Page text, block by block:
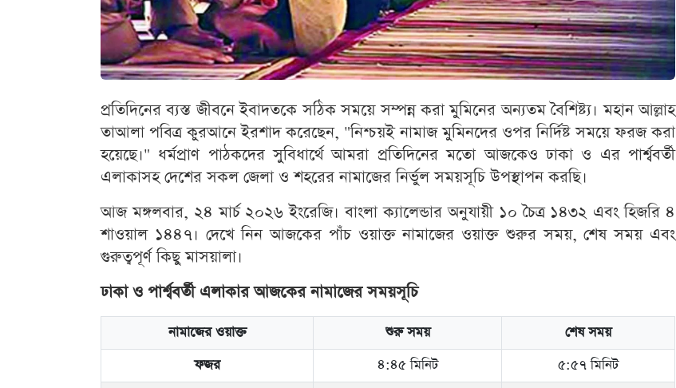
প্রতিদিনের ব্যস্ত জীবনে ইবাদতকে সঠিক সময়ে সম্পন্ন করা মুমিনের অন্যতম বৈশিষ্ট্য। মহান আল্লাহ
তাআলা পবিত্র কুরআনে ইরশাদ করেছেন, "নিশ্চয়ই নামাজ মুমিনদের ওপর নির্দিষ্ট সময়ে ফরজ করা
হয়েছে।" ধর্মপ্রাণ পাঠকদের সুবিধার্থে আমরা প্রতিদিনের মতো আজকেও ঢাকা ও এর পার্শ্ববর্তী
এলাকাসহ দেশের সকল জেলা ও শহরের নামাজের নির্ভুল সময়সূচি উপস্থাপন করছি।
আজ মঙ্গলবার, ২৪ মার্চ ২০২৬ ইংরেজি। বাংলা ক্যালেন্ডার অনুযায়ী ১০ চৈত্র ১৪৩২ এবং হিজরি ৪
শাওয়াল ১৪৪৭। দেখে নিন আজকের পাঁচ ওয়াক্ত নামাজের ওয়াক্ত শুরুর সময়, শেষ সময় এবং
গুরুত্বপূর্ণ কিছু মাসয়ালা।
ঢাকা ও পার্শ্ববর্তী এলাকার আজকের নামাজের সময়সূচি
নামাজের ওয়াক্ত শুরু সময়
শেষ সময়
ফজর
৪:৪৫ মিনিট
৫:৫৭ মিনিট